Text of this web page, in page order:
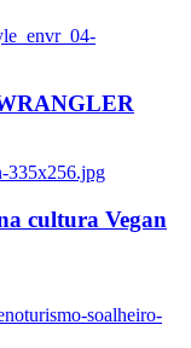
335x256.jpg
cultura Vegan
soalheiro-